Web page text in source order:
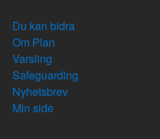
Du kan bidra
Om Plan
Varsling
Safeguarding
Nyhetsbrev
Min side